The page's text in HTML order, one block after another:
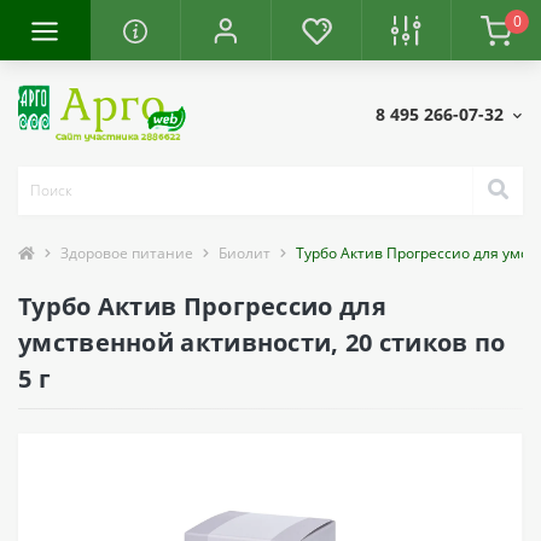
0
8 495 266-07-32
Здоровое питание Биолит Турбо Актив Прогрессио для
Турбо Актив Прогрессио для
умственной активности, 20 стиков по
5 г